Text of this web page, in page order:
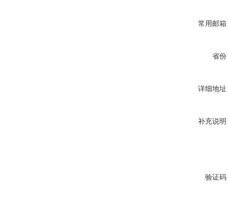
常用邮箱
省份
详细地址
补充说明
验证码